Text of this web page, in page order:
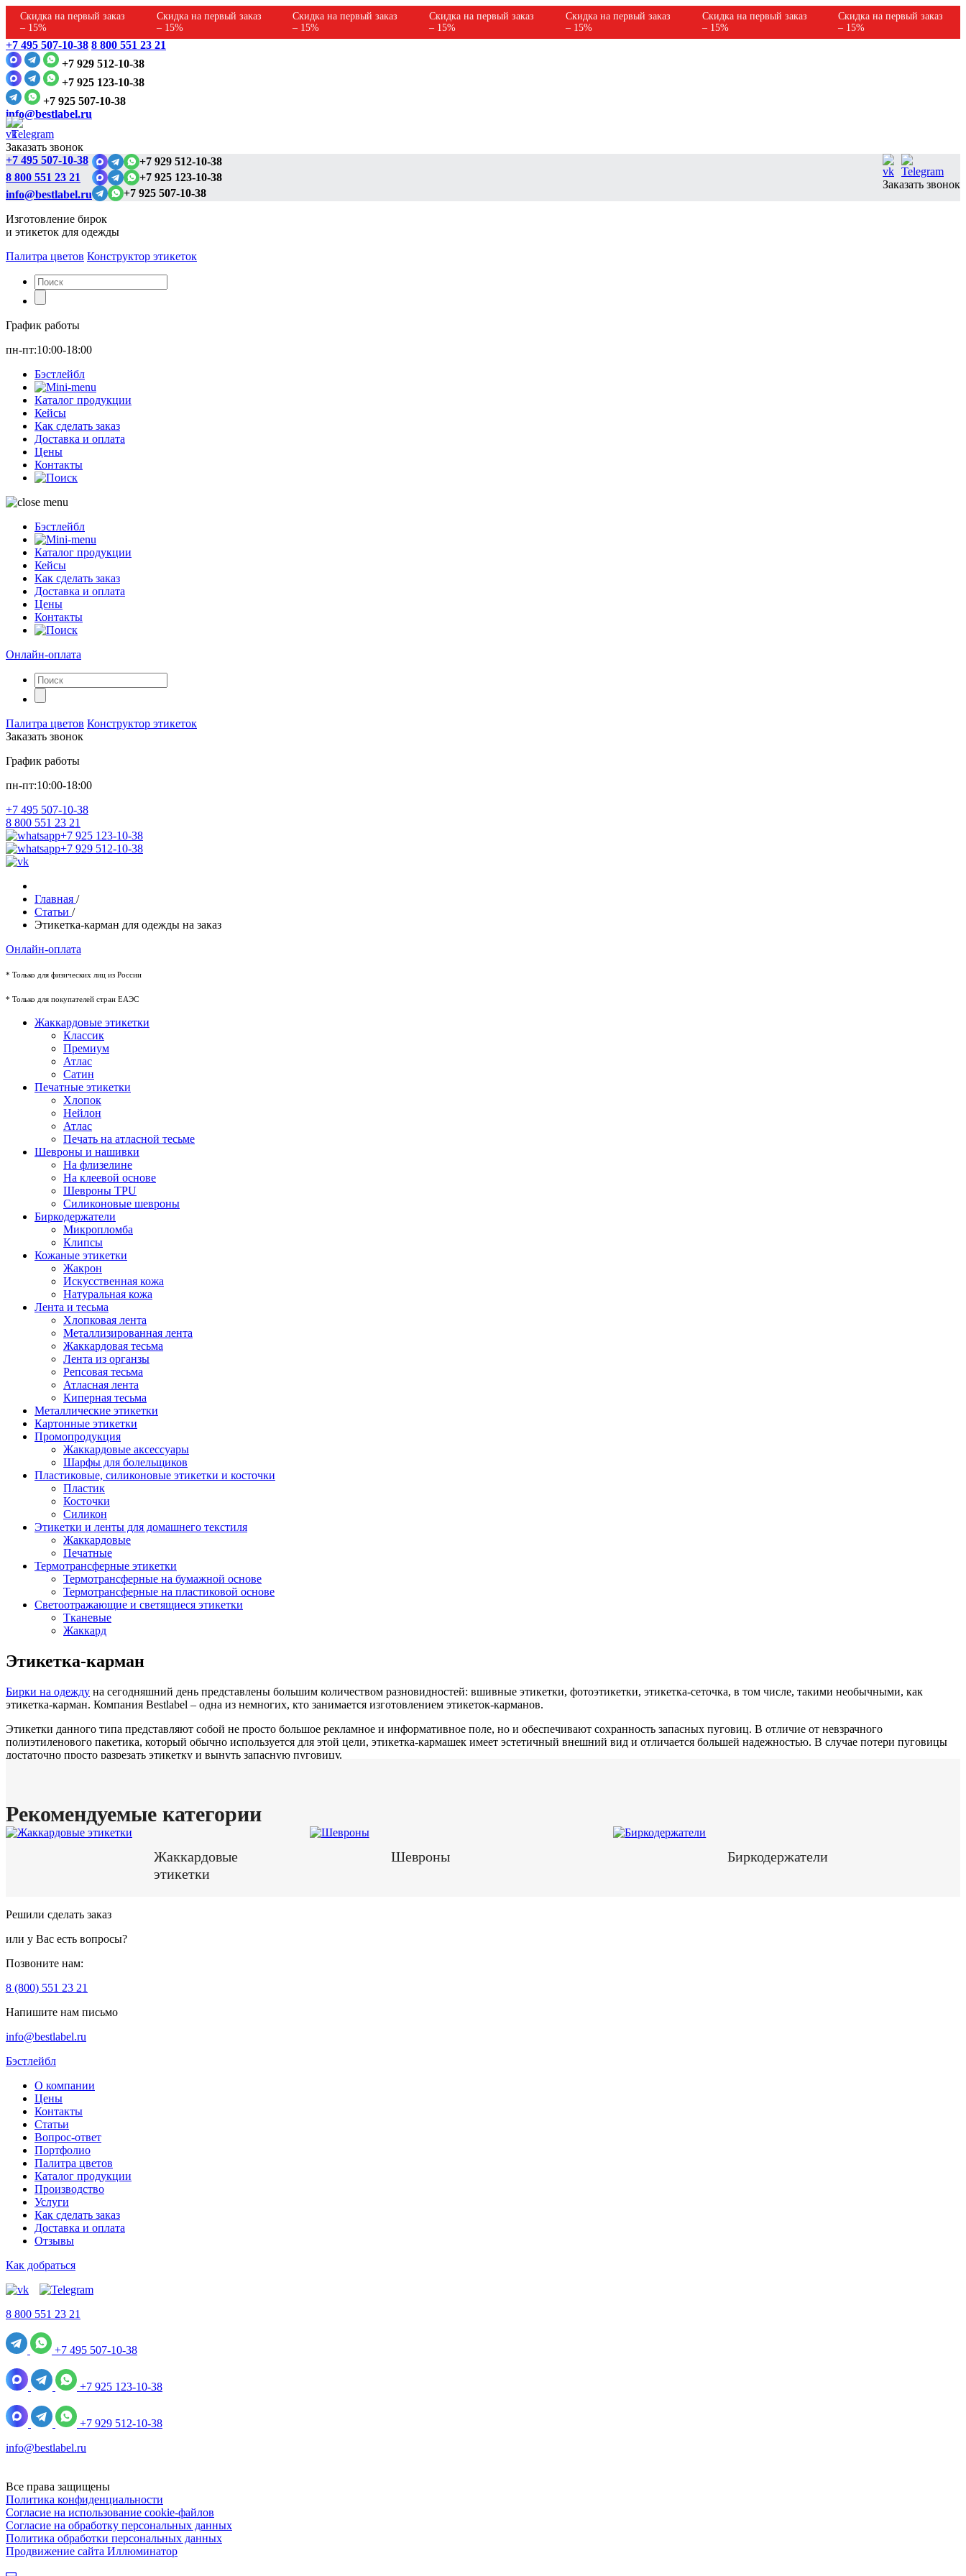
Скидка на первый заказ
– 15%
Скидка на первый заказ
– 15%
Скидка на первый заказ
– 15%
Скидка на первый заказ
– 15%
Скидка на первый заказ
– 15%
Скидка на первый заказ
– 15%
Скидка на первый заказ
– 15%
+7 495 507-10-38 8 800 551 23 21
+7 929 512-10-38
+7 925 123-10-38
+7 925 507-10-38
info@bestlabel.ru
Заказать звонок
+7 495 507-10-38
8 800 551 23 21
info@bestlabel.ru
+7 929 512-10-38
+7 925 123-10-38
+7 925 507-10-38
Заказать звонок
Изготовление бирок
и этикеток для одежды
Палитра цветов Конструктор этикеток
График работы
пн-пт:10:00-18:00
Бэстлейбл
Каталог продукции
Кейсы
Как сделать заказ
Доставка и оплата
Цены
Контакты
Бэстлейбл
Каталог продукции
Кейсы
Как сделать заказ
Доставка и оплата
Цены
Контакты
Онлайн-оплата
Палитра цветов Конструктор этикеток
Заказать звонок
График работы
пн-пт:10:00-18:00
+7 495 507-10-38
8 800 551 23 21
+7 925 123-10-38
+7 929 512-10-38
Главная /
Статьи /
Этикетка-карман для одежды на заказ
Онлайн-оплата
* Только для физических лиц из России
* Только для покупателей стран ЕАЭС
Жаккардовые этикетки
Классик
Премиум
Атлас
Сатин
Печатные этикетки
Хлопок
Нейлон
Атлас
Печать на атласной тесьме
Шевроны и нашивки
На флизелине
На клеевой основе
Шевроны TPU
Силиконовые шевроны
Биркодержатели
Микропломба
Клипсы
Кожаные этикетки
Жакрон
Искусственная кожа
Натуральная кожа
Лента и тесьма
Хлопковая лента
Металлизированная лента
Жаккардовая тесьма
Лента из органзы
Репсовая тесьма
Атласная лента
Киперная тесьма
Металлические этикетки
Картонные этикетки
Промопродукция
Жаккардовые аксессуары
Шарфы для болельщиков
Пластиковые, силиконовые этикетки и косточки
Пластик
Косточки
Силикон
Этикетки и ленты для домашнего текстиля
Жаккардовые
Печатные
Термотрансферные этикетки
Термотрансферные на бумажной основе
Термотрансферные на пластиковой основе
Светоотражающие и светящиеся этикетки
Тканевые
Жаккард
Этикетка-карман
Бирки на одежду на сегодняшний день представлены большим количеством разновидностей: вшивные этикетки, фотоэтикетки, этикетка-сеточка, в том числе, такими необычными, как
этикетка-карман. Компания Bestlabel – одна из немногих, кто занимается изготовлением этикеток-карманов.
Этикетки данного типа представляют собой не просто большое рекламное и информативное поле, но и обеспечивают сохранность запасных пуговиц. В отличие от невзрачного
полиэтиленового пакетика, который обычно используется для этой цели, этикетка-кармашек имеет эстетичный внешний вид и отличается большей надежностью. В случае потери пуговицы
достаточно просто разрезать этикетку и вынуть запасную пуговицу.
Рекомендуемые категории
Жаккардовые
этикетки
Шевроны Биркодержатели
Решили сделать заказ
или у Вас есть вопросы?
Позвоните нам:
8 (800) 551 23 21
Напишите нам письмо
info@bestlabel.ru
Бэстлейбл
О компании
Цены
Контакты
Статьи
Вопрос-ответ
Портфолио
Палитра цветов
Каталог продукции
Производство
Услуги
Как сделать заказ
Доставка и оплата
Отзывы
Как добраться
8 800 551 23 21
+7 495 507-10-38
+7 925 123-10-38
+7 929 512-10-38
info@bestlabel.ru
Все права защищены
Политика конфиденциальности
Согласие на использование cookie-файлов
Согласие на обработку персональных данных
Политика обработки персональных данных
Продвижение сайта Иллюминатор